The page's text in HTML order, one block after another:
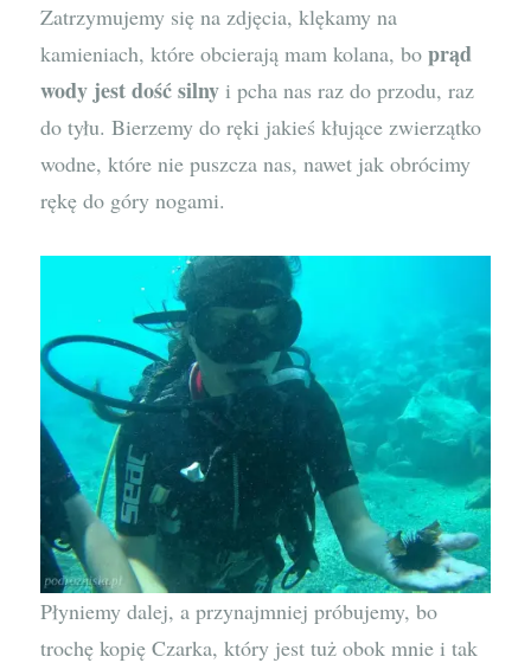
Zatrzymujemy się na zdjęcia, klękamy na
kamieniach, które obcierają mam kolana, boprąd
wody jest dość silny i pcha nas raz do przodu, raz
do tyłu. Bierzemy do ręki jakieś kłujące zwierzątko
wodne, które nie puszcza nas, nawet jak obrócimy
rękę do góry nogami.
Płyniemy dalej, a przynajmniej próbujemy, bo
trochę kopię Czarka, który jest tuż obok mnie i tak